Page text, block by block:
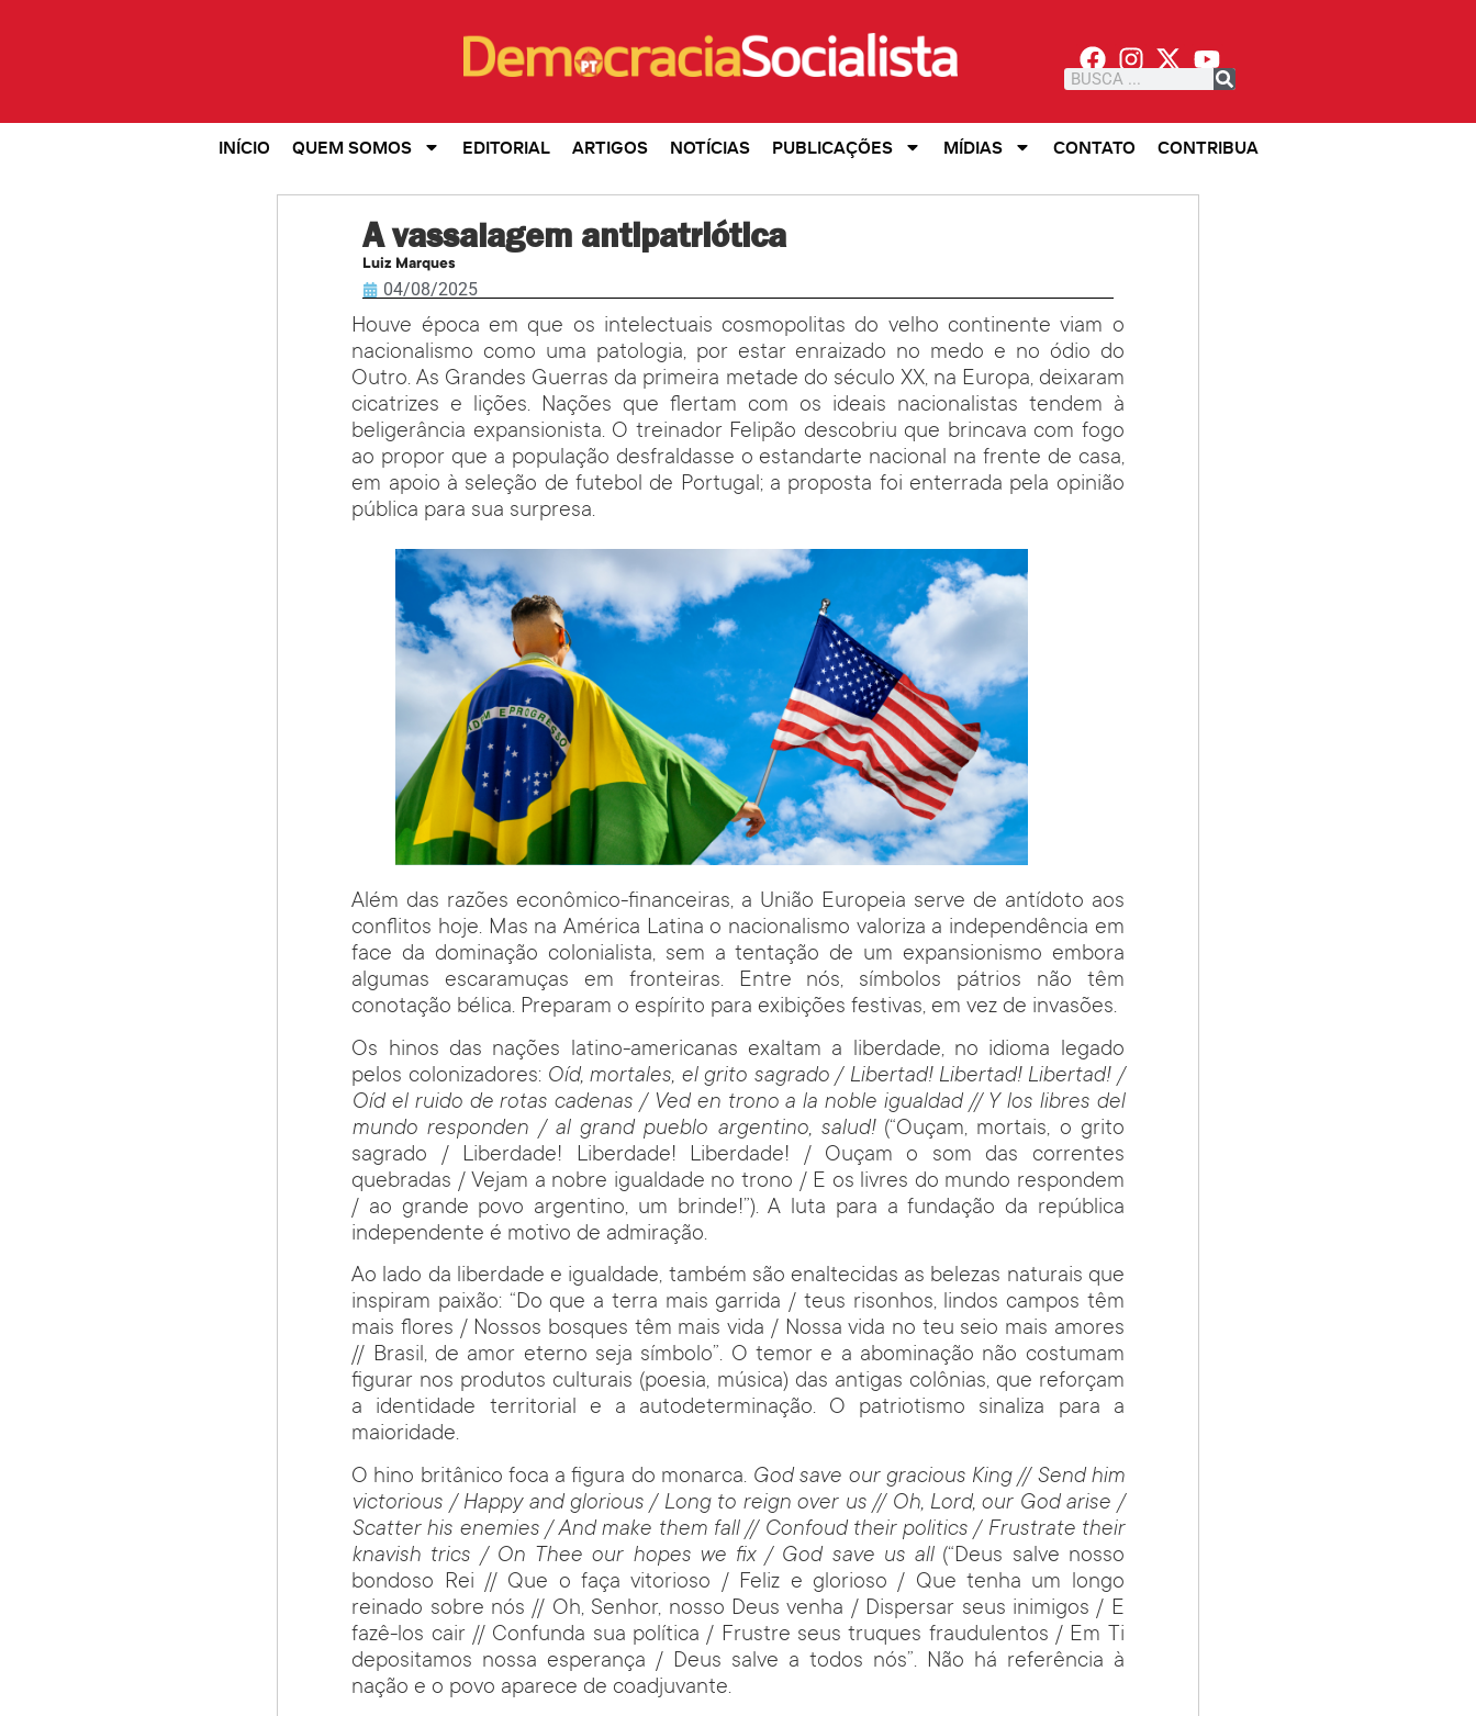
INÍCIO QUEM SOMOS EDITORIAL ARTIGOS NOTÍCIAS PUBLICAÇÕES MÍDIAS CONTATO CONTRIBUA
A vassalagem antipatriótica
Luiz Marques
04/08/2025
Houve época em que os intelectuais cosmopolitas do velho continente viam o
nacionalismo como uma patologia, por estar enraizado no medo e no ódio do
Outro. As Grandes Guerras da primeira metade do século XX, na Europa, deixaram
cicatrizes e lições. Nações que flertam com os ideais nacionalistas tendem à
beligerância expansionista. O treinador Felipão descobriu que brincava com fogo
ao propor que a população desfraldasse o estandarte nacional na frente de casa,
em apoio à seleção de futebol de Portugal; a proposta foi enterrada pela opinião
pública para sua surpresa.
Além das razões econômico-financeiras, a União Europeia serve de antídoto aos
conflitos hoje. Mas na América Latina o nacionalismo valoriza a independência em
face da dominação colonialista, sem a tentação de um expansionismo embora
algumas escaramuças em fronteiras. Entre nós, símbolos pátrios não têm
conotação bélica. Preparam o espírito para exibições festivas, em vez de invasões.
Os hinos das nações latino-americanas exaltam a liberdade, no idioma legado
pelos colonizadores: Oíd, mortales, el grito sagrado / Libertad! Libertad! Libertad! /
Oíd el ruido de rotas cadenas / Ved en trono a la noble igualdad // Y los libres del
mundo responden / al grand pueblo argentino, salud!(“Ouçam, mortais, o grito
sagrado / Liberdade! Liberdade! Liberdade! / Ouçam o som das correntes
quebradas / Vejam a nobre igualdade no trono / E os livres do mundo respondem
/ ao grande povo argentino, um brinde!”). A luta para a fundação da república
independente é motivo de admiração.
Ao lado da liberdade e igualdade, também são enaltecidas as belezas naturais que
inspiram paixão: “Do que a terra mais garrida / teus risonhos, lindos campos têm
mais flores / Nossos bosques têm mais vida / Nossa vida no teu seio mais amores
// Brasil, de amor eterno seja símbolo”. O temor e a abominação não costumam
figurar nos produtos culturais (poesia, música) das antigas colônias, que reforçam
a identidade territorial e a autodeterminação. O patriotismo sinaliza para a
maioridade.
O hino britânico foca a figura do monarca. God save our gracious King // Send him
victorious / Happy and glorious / Long to reign over us // Oh, Lord, our God arise /
Scatter his enemies / And make them fall // Confoud their politics / Frustrate their
knavish trics / On Thee our hopes we fix / God save us all(“Deus salve nosso
bondoso Rei // Que o faça vitorioso / Feliz e glorioso / Que tenha um longo
reinado sobre nós // Oh, Senhor, nosso Deus venha / Dispersar seus inimigos / E
fazê-los cair // Confunda sua política / Frustre seus truques fraudulentos / Em Ti
depositamos nossa esperança / Deus salve a todos nós”. Não há referência à
nação e o povo aparece de coadjuvante.